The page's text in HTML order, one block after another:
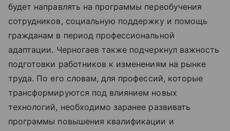
будет направлять на программы переобучения
сотрудников, социальную поддержку и помощь
гражданам в период профессиональной
адаптации. Черногаев также подчеркнул важность
подготовки работников к изменениям на рынке
труда. По его словам, для профессий, которые
трансформируются под влиянием новых
технологий, необходимо заранее развивать
программы повышения квалификации и